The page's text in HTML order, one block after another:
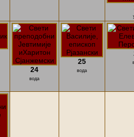
24
вода
25
вода